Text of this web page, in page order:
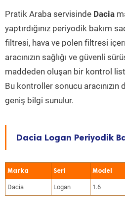
Pratik Araba servisinde Dacia
yaptırdığınız periyodik bakım
filtresi, hava ve polen filtresi
aracınızın sağlığı ve güvenli
maddeden oluşan bir kontrol
Bu kontroller sonucu aracınızın
geniş bilgi sunulur.
Dacia Logan Periyodik
Marka Seri Model
Dacia Logan 1.6